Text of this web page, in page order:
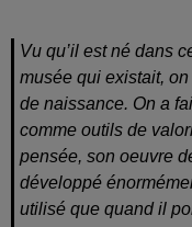
Vu qu’il est né dans
musée qui existait,
de naissance. On a
comme outils de
pensée, son oeuvre
développé
utilisé que quand il